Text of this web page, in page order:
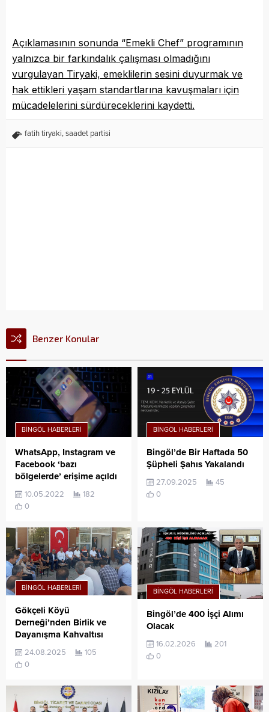
Açıklamasının sonunda “Emekli Chef” programının
yalnızca bir farkındalık çalışması olmadığını
vurgulayan Tiryaki, emeklilerin sesini duyurmak ve
hak ettikleri yaşam standartlarına kavuşmaları için
mücadelelerini sürdüreceklerini kaydetti.
fatih tiryaki,saadet partisi
Benzer Konular
BINGÖL HABERLERI
WhatsApp, Instagram ve
Facebook ‘bazı
bölgelerde’ erişime açıldı
10.05.2022
182
0
BINGÖL HABERLERI
Bingöl’de Bir Haftada 50
Şüpheli Şahıs Yakalandı
27.09.2025
45
0
BINGÖL HABERLERI
Gökçeli Köyü
Derneği’nden Birlik ve
Dayanışma Kahvaltısı
24.08.2025
105
0
BINGÖL HABERLERI
Bingöl’de 400 İşçi Alımı
Olacak
16.02.2026
201
0